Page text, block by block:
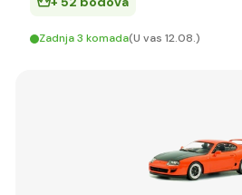
Zadnja 3 komada(U vas 12.08.)